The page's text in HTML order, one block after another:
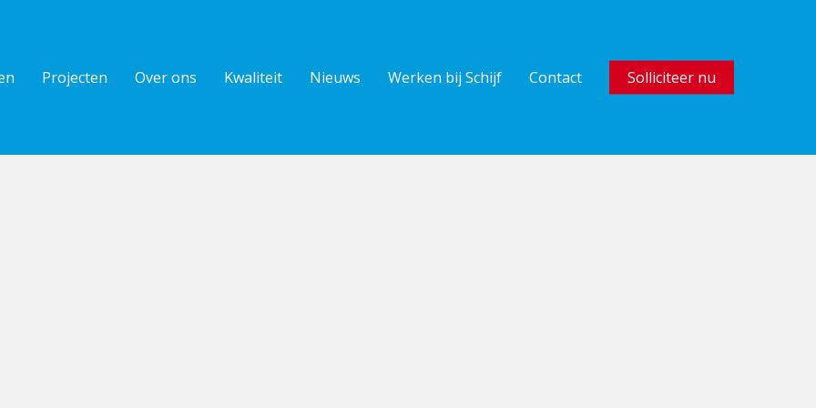
Projecten Over ons Kwaliteit Nieuws Werken bij Schijf Contact Solliciteer nu